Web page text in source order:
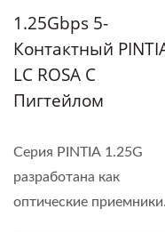
1.25Gbps 5-
Контактный
LC ROSA С
Пигтейлом
Серия PINTIA 1.25G
разработана как
оптические